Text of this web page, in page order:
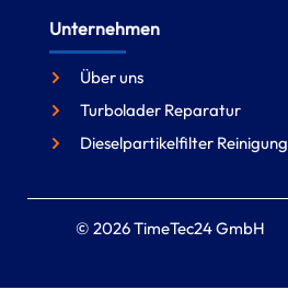
Unternehmen
Über uns
Turbolader Reparatur
Dieselpartikelfilter Reinigung
© 2026 TimeTec24 GmbH